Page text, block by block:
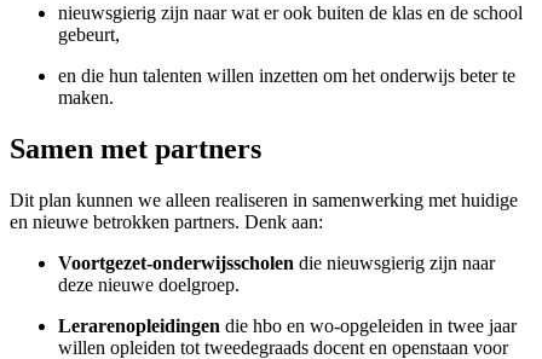
nieuwsgierig zijn naar wat er ook buiten de klas en de school
gebeurt,
en die hun talenten willen inzetten om het onderwijs beter te
maken.
Samen met partners
Dit plan kunnen we alleen realiseren in samenwerking met huidige
en nieuwe betrokken partners. Denk aan:
Voortgezet-onderwijsscholen die nieuwsgierig zijn naar
deze nieuwe doelgroep.
Lerarenopleidingen die hbo en wo-opgeleiden in twee jaar
willen opleiden tot tweedegraads docent en openstaan voor